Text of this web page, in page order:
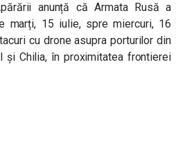
anunță că Armata Rusă a
marți, 15 iulie, spre miercuri, 16
cu drone asupra porturilor din
și Chilia, în proximitatea frontierei